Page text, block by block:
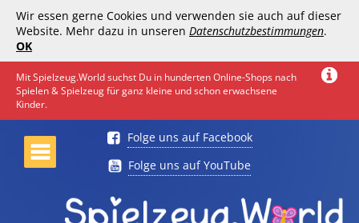
Wir essen gerne Cookies und verwenden sie auch auf dieser
Website. Mehr dazu in unseren Datenschutzbestimmungen.
OK
Mit Spielzeug.World suchst Du in hunderten Online-Shops nach
Spielen & Spielzeug für ganz kleine und schon erwachsene
Kinder.
Folge uns auf Facebook
Folge uns auf YouTube